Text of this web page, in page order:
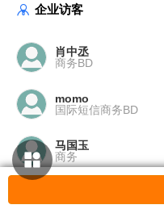
企业访客
肖中丞
商务BD
momo
国际短信商务BD
马国玉
商务
商务